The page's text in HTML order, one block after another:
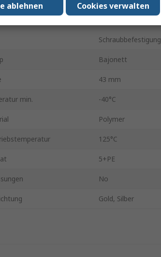
Schraubbefestigung
Bajonett
43 mm
min. -40°C
Polymer
125°C
5+PE
No
Gold, Silber
Cookies verwalten
ablehnen